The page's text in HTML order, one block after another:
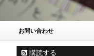
お問い合わせ
購読する